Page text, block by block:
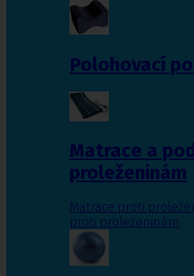
Polohovací
Matrace a
proleženinám
Matrace proti
proti proleženinám